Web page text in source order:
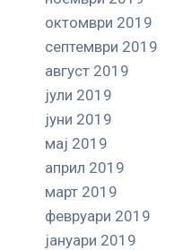
октомври 2019
септември 2019
август 2019
јули 2019
јуни 2019
мај 2019
април 2019
март 2019
февруари 2019
јануари 2019